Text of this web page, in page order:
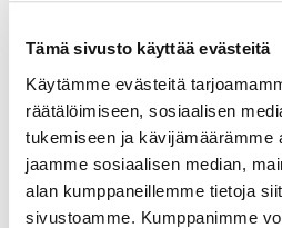
Tämä sivusto käyttää evästeitä
Käytämme evästeitä
räätälöimiseen, sosiaalisen
tukemiseen ja kävijämäärämme
jaamme sosiaalisen median,
alan kumppaneillemme tietoja
sivustoamme. Kumppanimme
Määrä pakkauksessa:
10
Yksikkö:
kpl
Minimi toimituserä: